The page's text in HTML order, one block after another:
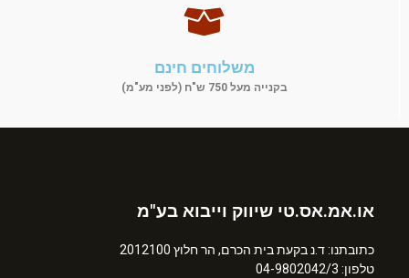
משלוחים חינם
בקנייה מעל 750 ש"ח (לפני מע"מ)
או.אמ.אס.טי שיווק וייבוא בע"מ
כתובתנו: ד.נ בקעת בית הכרם, הר חלוץ 2012100
טלפון: 04-9802042/3